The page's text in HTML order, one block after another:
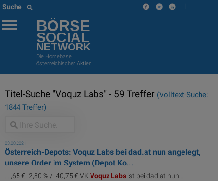
Suche |
BÖRSE
SOCIAL
NETWORK
Die Homebase
österreichischer Aktien
Titel-Suche "Voquz Labs" - 59 Treffer (Volltext-Suche:
1844 Treffer)
03.08.2021
Österreich-Depots: Voquz Labs bei dad.at nun angelegt,
unsere Order im System (Depot Ko...
... ,65 € -2,80 % / -40,75 € VK Voquz Labs ist bei dad.at nun ...